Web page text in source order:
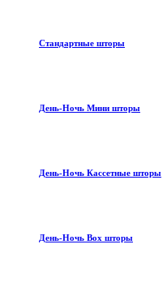
Стандартные шторы
День-Ночь Мини шторы
День-Ночь Кассетные шторы
День-Ночь Box шторы